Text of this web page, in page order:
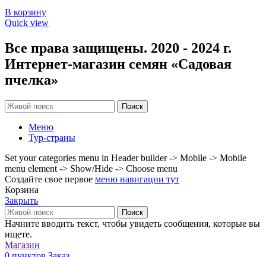
В корзину
Quick view
Все права защищены. 2020 - 2024 г.
Интернет-магазин семян «Садовая
пчелка»
Поиск
Меню
Тур-страны
Set your categories menu in Header builder -> Mobile -> Mobile
menu element -> Show/Hide -> Choose menu
Создайте свое первое меню навигации тут
Корзина
Закрыть
Поиск
Начните вводить текст, чтобы увидеть сообщения, которые вы
ищете.
Магазин